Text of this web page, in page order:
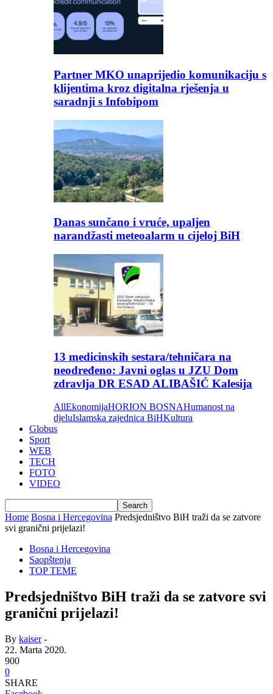
Partner MKO unaprijedio komunikaciju s
klijentima kroz digitalna rješenja u
saradnji s Infobipom
Danas sunčano i vruće, upaljen
narandžasti meteoalarm u cijeloj BiH
13 medicinskih sestara/tehničara na
neodređeno: Javni oglas u JZU Dom
zdravlja DR ESAD ALIBAŠIĆ Kalesija
AllEkonomijaHORION BOSNAHumanost na
djeluIslamska zajednica BiHKultura
Globus
Sport
WEB
TECH
FOTO
VIDEO
Home Bosna i Hercegovina Predsjedništvo BiH traži da se zatvore
svi granični prijelazi!
Bosna i Hercegovina
Saopštenja
TOP TEME
Predsjedništvo BiH traži da se zatvore svi
granični prijelazi!
By kaiser-
22. Marta 2020.
900
0
SHARE